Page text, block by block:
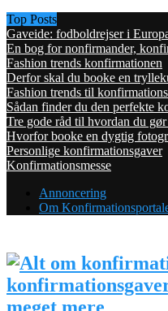
Top Posts
Gaveide: fodboldrejser i
En bog for nonfirmander,
Fashion trends konfirmationen
Derfor skal du booke en
Fashion trends til
Sådan finder du den perfekte
Tre gode råd til hvordan du
Hvorfor booke en dygtig
Personlige konfirmationsgaver
Konfirmationsmesse
Annoncering
Om